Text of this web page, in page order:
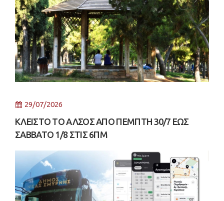
29/07/2026
ΚΛΕΙΣΤΟ ΤΟ ΑΛΣΟΣ ΑΠΟ ΠΕΜΠΤΗ 30/7 ΕΩΣ
ΣΑΒΒΑΤΟ 1/8 ΣΤΙΣ 6ΠΜ